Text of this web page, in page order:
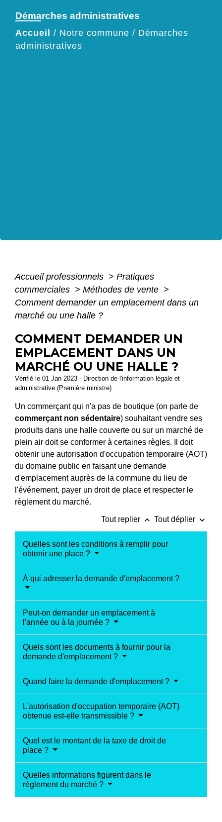
Démarches administratives
Accueil / Notre commune / Démarches
administratives
Accueil professionnels > Pratiques
commerciales > Méthodes de vente >
Comment demander un emplacement dans un
marché ou une halle ?
COMMENT DEMANDER UN
EMPLACEMENT DANS UN
MARCHÉ OU UNE HALLE ?
Vérifié le 01 Jan 2023 - Direction de l'information légale et
administrative (Première ministre)
Un commerçant qui n'a pas de boutique (on parle de
commerçant non sédentaire) souhaitant vendre ses
produits dans une halle couverte ou sur un marché de
plein air doit se conformer à certaines règles. Il doit
obtenir une autorisation d'occupation temporaire (AOT)
du domaine public en faisant une demande
d'emplacement auprès de la commune du lieu de
l'événement, payer un droit de place et respecter le
règlement du marché.
Tout replier keyboard_arrow_up Tout déplier keyboard_arrow_down
Quelles sont les conditions à remplir pour
obtenir une place ?
À qui adresser la demande d'emplacement ?
Peut-on demander un emplacement à
l'année ou à la journée ?
Quels sont les documents à fournir pour la
demande d'emplacement ?
Quand faire la demande d'emplacement ?
L'autorisation d'occupation temporaire (AOT)
obtenue est-elle transmissible ?
Quel est le montant de la taxe de droit de
place ?
Quelles informations figurent dans le
règlement du marché ?